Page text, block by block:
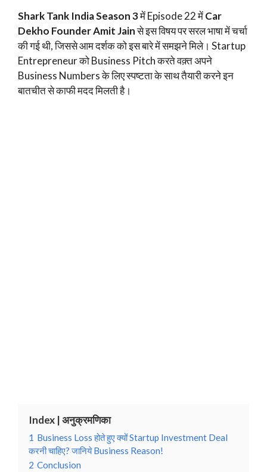
Shark Tank India Season 3में Episode 22 मेंCar
Dekho Founder Amit Jainसे इस विषय पर सरल भाषा में चर्चा
की गई थी, जिससे आम दर्शक को इस बारे में समझने मिले। Startup
Entrepreneur को Business Pitch करते वक़्त अपने
Business Numbers के लिए स्पष्टता के साथ तैयारी करने इन
बातचीत से काफी मदद मिलती है।
Index | अनुक्रमणिका
1 Business Loss होते हुए क्यों Startup Investment Deal
करनी चाहिए? जानिये Business Reason!
2 Conclusion